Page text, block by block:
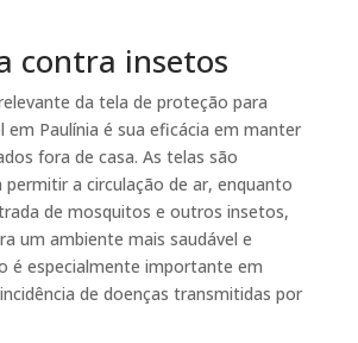
contra insetos
da tela de proteção para
em Paulínia é sua eficácia em manter
fora de casa. As telas são
a circulação de ar, enquanto
de mosquitos e outros insetos,
um ambiente mais saudável e
é especialmente importante em
de doenças transmitidas por